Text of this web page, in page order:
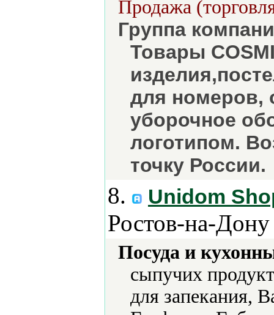
Продажа
Группа
Товары
для номеров,
уборочное
логотипом.
точку России.
8. Unidom
Ростов-на-
Посуда и
сыпучих
для запекания,